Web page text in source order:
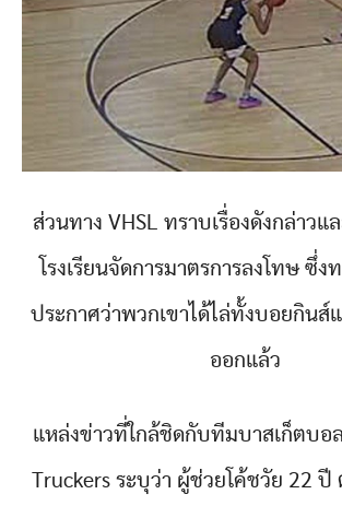
ส่วนทาง VHSL ทราบเรื่องดังกล่าวแ
โรงเรียนจัดการมาตรการลงโทษ ซึ่งท
ประกาศว่าพวกเขาได้ไล่ทั้งบอยกินส์
ออกแล้ว
แหล่งข่าวที่ใกล้ชิดกับทีมบาสเก็ตบอ
Truckers ระบุว่า ผู้ช่วยโค้ชวัย 22 ปี